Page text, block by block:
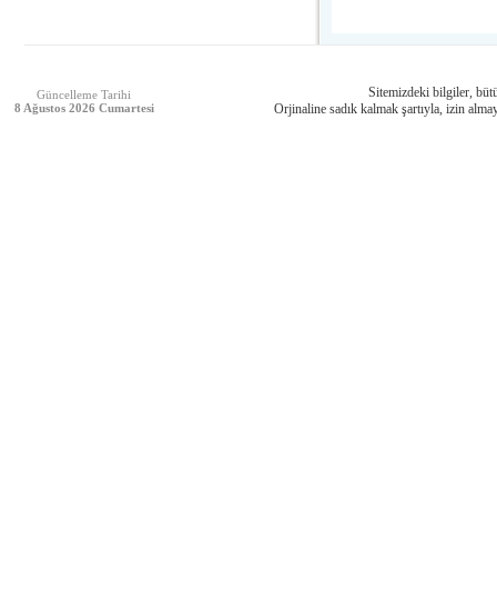
Güncelleme Tarihi
8 Ağustos 2026 Cumartesi
Sitemizdeki bilgiler,
Orjinaline sadık kalmak şartıyla, izin